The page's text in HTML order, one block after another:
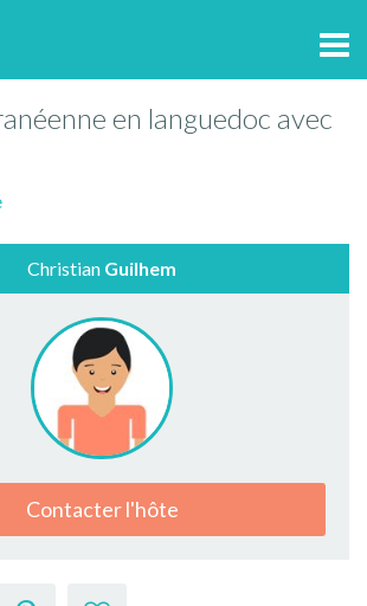
en languedoc avec
Christian Guilhem
Contacter l'hôte